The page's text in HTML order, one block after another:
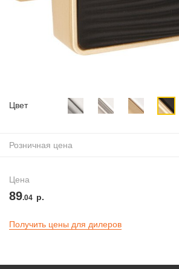
Цвет
Розничная цена
Цена
89.04 р.
Получить цены для дилеров